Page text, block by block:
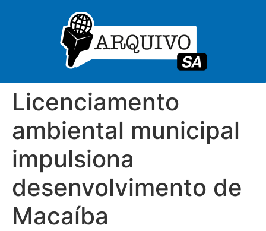
Licenciamento
ambiental municipal
impulsiona
desenvolvimento de
Macaíba